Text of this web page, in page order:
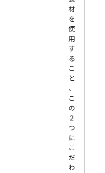
材
を
使
用
す
る
こ
と
、
こ
の
２
つ
に
こ
だ
わ